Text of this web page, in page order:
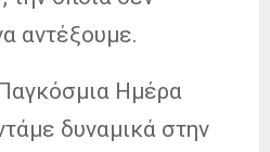
αντέξουμε.
Ημέρα
δυναμικά στην